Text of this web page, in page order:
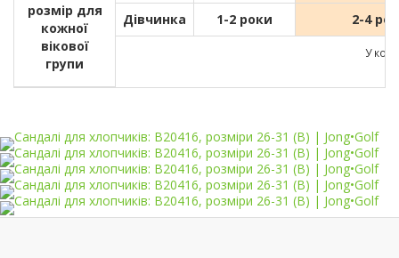
розмір для
кожної
вікової
групи
Дівчинка
1-2 роки 2-4
У